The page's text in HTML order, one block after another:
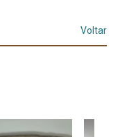
Voltar